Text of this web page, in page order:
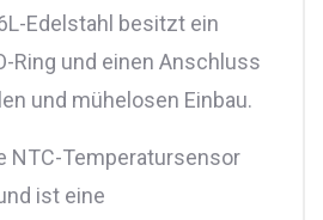
Edelstahl besitzt ein
Ring und einen Anschluss
und mühelosen Einbau.
NTC-Temperatursensor
ist eine